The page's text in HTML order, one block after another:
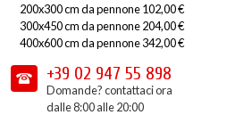
200x300 cm da pennone 102,00 €
300x450 cm da pennone 204,00 €
400x600 cm da pennone 342,00 €
+39 02 947 55 898
Domande? contattaci ora
dalle 8:00 alle 20:00